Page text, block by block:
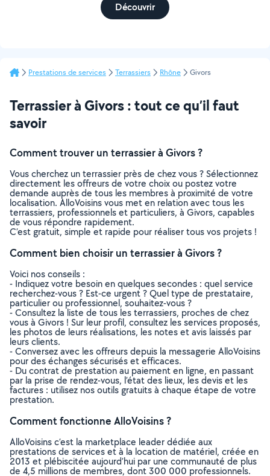
Découvrir
Prestations de services Terrassiers Rhône Givors
Terrassier à Givors : tout ce qu’il faut
savoir
Comment trouver un terrassier à Givors ?
Vous cherchez un terrassier près de chez vous ? Sélectionnez
directement les offreurs de votre choix ou postez votre
demande auprès de tous les membres à proximité de votre
localisation. AlloVoisins vous met en relation avec tous les
terrassiers, professionnels et particuliers, à Givors, capables
de vous répondre rapidement.
C’est gratuit, simple et rapide pour réaliser tous vos projets !
Comment bien choisir un terrassier à Givors ?
Voici nos conseils :
- Indiquez votre besoin en quelques secondes : quel service
recherchez-vous ? Est-ce urgent ? Quel type de prestataire,
particulier ou professionnel, souhaitez-vous ?
- Consultez la liste de tous les terrassiers, proches de chez
vous à Givors ! Sur leur profil, consultez les services proposés,
les photos de leurs réalisations, les notes et avis laissés par
leurs clients.
- Conversez avec les offreurs depuis la messagerie AlloVoisins
pour des échanges sécurisés et efficaces.
- Du contrat de prestation au paiement en ligne, en passant
par la prise de rendez-vous, l’état des lieux, les devis et les
factures : utilisez nos outils gratuits à chaque étape de votre
prestation.
Comment fonctionne AlloVoisins ?
AlloVoisins c’est la marketplace leader dédiée aux
prestations de services et à la location de matériel, créée en
2013 et plébiscitée aujourd’hui par une communauté de plus
de 4,5 millions de membres, dont 300 000 professionnels.